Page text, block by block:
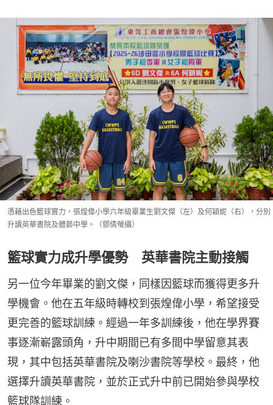
憑藉出色籃球實力，張煌偉小學六年級畢業生劉文傑（左）及何穎妮（右），分別
升讀英華書院及體藝中學。（鄧倩螢攝）
籃球實力成升學優勢 英華書院主動接觸
另一位今年畢業的劉文傑，同樣因籃球而獲得更多升
學機會。他在五年級時轉校到張煌偉小學，希望接受
更完善的籃球訓練。經過一年多訓練後，他在學界賽
事逐漸嶄露頭角，升中期間已有多間中學留意其表
現，其中包括英華書院及喇沙書院等學校。最終，他
選擇升讀英華書院，並於正式升中前已開始參與學校
籃球隊訓練。